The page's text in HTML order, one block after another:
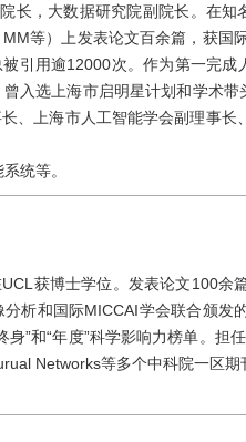
，大数据研究院副院长。在知
等）上发表论文百余篇，获国
引用逾12000次。作为第一完成
入选上海市启明星计划和学术带
、上海市人工智能学会副理事长
统等。
获博士学位。发表论文100余
析和国际MICCAI学会联合颁发
”和“年度”科学影响力榜单。担
Networks等多个中科院一区期